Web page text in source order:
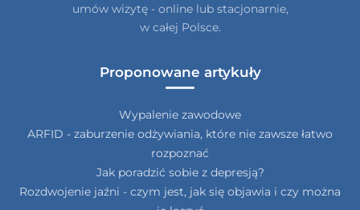
umów wizytę - online lub stacjonarnie,
w całej Polsce.
Proponowane artykuły
Wypalenie zawodowe
ARFID - zaburzenie odżywiania, które nie zawsze łatwo
rozpoznać
Jak poradzić sobie z depresją?
Rozdwojenie jaźni - czym jest, jak się objawia i czy można